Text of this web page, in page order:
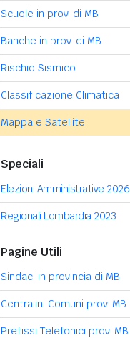
Scuole in prov. di MB
Banche in prov. di MB
Rischio Sismico
Classificazione Climatica
Mappa e Satellite
Speciali
Elezioni Amministrative 2026
Regionali Lombardia 2023
Pagine Utili
Sindaci in provincia di MB
Centralini Comuni prov. MB
Prefissi Telefonici prov. MB